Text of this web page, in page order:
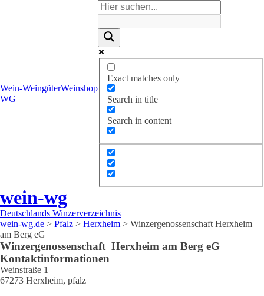
Wein-
WG
WeingüterWeinshop
Exact matches only
Search in title
Search in content
wein-wg
Deutschlands Winzerverzeichnis
wein-wg.de > Pfalz > Herxheim > Winzergenossenschaft Herxheim
am Berg eG
Winzergenossenschaft Herxheim am Berg eG
Kontaktinformationen
Weinstraße 1
67273 Herxheim, pfalz